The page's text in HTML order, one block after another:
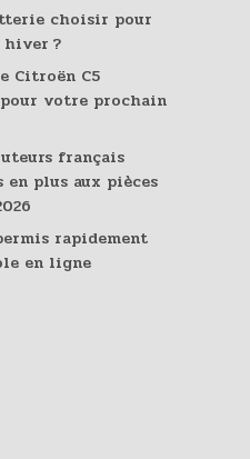
choisir pour
hiver ?
Citroën C5
votre prochain
français
en plus aux pièces
rapidement
en ligne